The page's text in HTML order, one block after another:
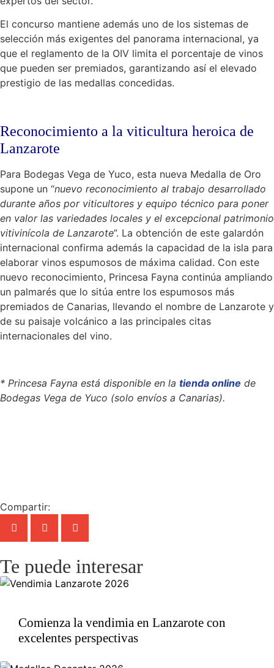
El concurso mantiene además uno de los sistemas de
selección más exigentes del panorama internacional, ya
que el reglamento de la OIV limita el porcentaje de vinos
que pueden ser premiados, garantizando así el elevado
prestigio de las medallas concedidas.
Reconocimiento a la viticultura heroica de
Lanzarote
Para Bodegas Vega de Yuco, esta nueva Medalla de Oro
supone un “nuevo reconocimiento al trabajo desarrollado
durante años por viticultores y equipo técnico para poner
en valor las variedades locales y el excepcional patrimonio
vitivinícola de Lanzarote”. La obtención de este galardón
internacional confirma además la capacidad de la isla para
elaborar vinos espumosos de máxima calidad. Con este
nuevo reconocimiento, Princesa Fayna continúa ampliando
un palmarés que lo sitúa entre los espumosos más
premiados de Canarias, llevando el nombre de Lanzarote y
de su paisaje volcánico a las principales citas
internacionales del vino.
* Princesa Fayna está disponible en la tienda online de
Bodegas Vega de Yuco (solo envíos a Canarias).
Compartir:
Te puede interesar
Comienza la vendimia en Lanzarote con
excelentes perspectivas